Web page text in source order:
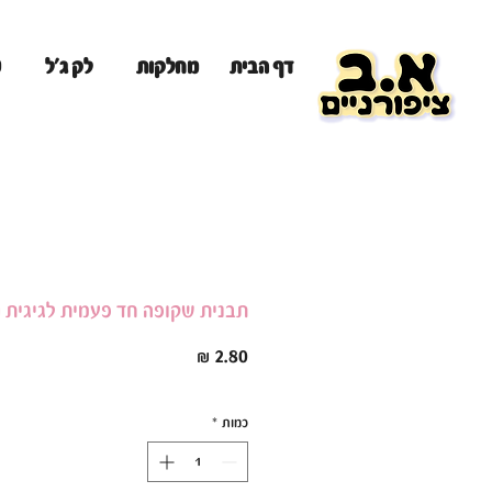
לק ג'ל מחלקות דף הבית
תבנית שקופה חד פעמית לגיגית
כמות *